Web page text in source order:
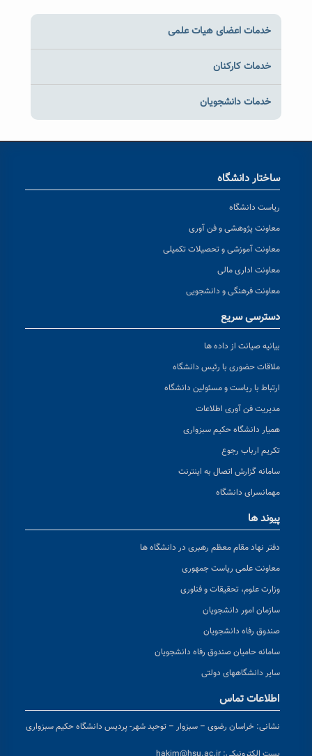
خدمات اعضای هیات علمی
خدمات کارکنان
خدمات دانشجویان
ساختار دانشگاه
ریاست دانشگاه
معاونت پژوهشی و فن آوری
معاونت آموزشی و تحصیلات تکمیلی
معاونت اداری مالی
معاونت فرهنگی و دانشجویی
دسترسی سریع
بیانیه صیانت از داده ها
ملاقات حضوری با رئیس دانشگاه
ارتباط با ریاست و مسئولین دانشگاه
مدیریت فن آوری اطلاعات
همیار دانشگاه حکیم سبزواری
تکریم ارباب رجوع
سامانه گزارش اتصال به اینترنت
مهمانسرای دانشگاه
پیوند ها
دفتر نهاد مقام معظم رهبری در دانشگاه ها
معاونت علمی ریاست جمهوری
وزارت علوم، تحقیقات و فناوری
سازمان امور دانشجویان
صندوق رفاه دانشجویان
سامانه حامیان صندوق رفاه دانشجویان
سایر دانشگاههای دولتی
اطلاعات تماس
نشانی: خراسان رضوی – سبزوار – توحید شهر- پردیس دانشگاه حکیم سبزواری